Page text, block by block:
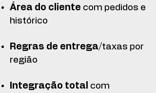
Área do cliente com pedidos e
histórico
Regras de entrega/taxas por
região
Integração total com